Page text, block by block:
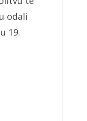
odali
19.